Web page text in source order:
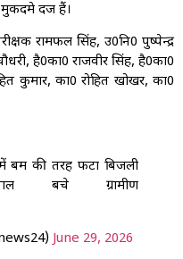
दर्ज हैं।
रामफल सिंह, उ0नि0 पुष्पेन्द्र
है0का0 राजवीर सिंह, है0का0
कुमार, का0 रोहित खोखर, का0
बम की तरह फटा बिजली
बचे ग्रामीण
June 29, 2026